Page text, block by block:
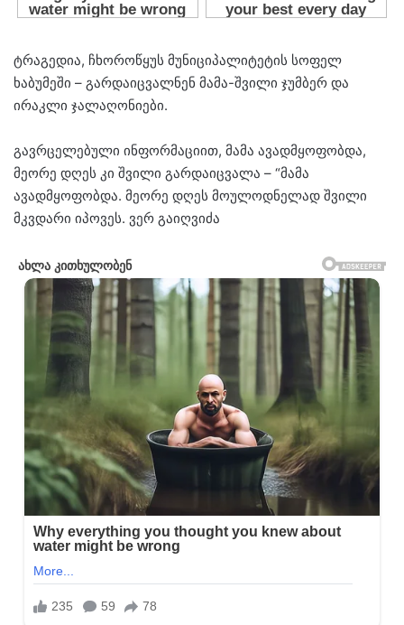
ტრაგედია, ჩხოროწყუს მუნიციპალიტეტის სოფელ
ხაბუმეში – გარდაიცვალნენ მამა-შვილი ჯუმბერ და
ირაკლი ჯალაღონიები.
გავრცელებული ინფორმაციით, მამა ავადმყოფობდა,
მეორე დღეს კი შვილი გარდაიცვალა – “მამა
ავადმყოფობდა. მეორე დღეს მოულოდნელად შვილი
მკვდარი იპოვეს. ვერ გაიღვიძა